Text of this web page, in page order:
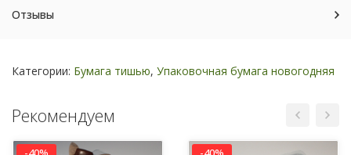
Отзывы
Категории: Бумага тишью, Упаковочная бумага новогодняя
Рекомендуем